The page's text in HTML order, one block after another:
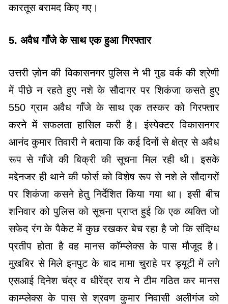
कारतूस बरामद किए गए।
5. अवैध गाँजे के साथ एक हुआ गिरफ्तार
उत्तरी ज़ोन की विकासनगर पुलिस ने भी गुड वर्क की श्रेणी
में पीछे न रहते हुए नशे के सौदागर पर शिकंजा कसते हुए
550 ग्राम अवैध गाँजे के साथ एक तस्कर को गिरफ्तार
करने में सफलता हासिल करी है। इंस्पेक्टर विकासनगर
आनंद कुमार तिवारी ने बताया कि कई दिनों से क्षेत्र से अवैध
रूप से गाँजे की बिक्री की सूचना मिल रही थी। इसके
मद्देनजर ही थाने की फोर्स को विशेष रूप से नशे ले सौदागरों
पर शिकंजा कसने हेतु निर्देशित किया गया था। इसी बीच
शनिवार को पुलिस को सूचना प्राप्त हुई कि एक व्यक्ति जो
सफेद रंग के पैकेट में कुछ रखकर बेच रहा है जो कि संदिग्ध
प्रतीप होता है वह मानस कॉम्प्लेक्स के पास मौजूद है।
मुखबिर से मिले इनपुट के बाद मामा चुराहे पर ड्यूटी में लगे
एसआई दिनेश चंद्र व धीरेंद्र राय ने टीम गठित कर मानस
काम्प्लेक्स के पास से श्रवण कुमार निवासी अलीगंज को